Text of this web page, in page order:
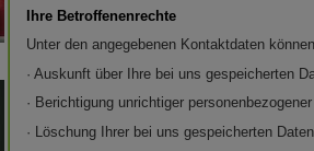
Ihre Betroffenenrechte
Unter den angegebenen Kontaktdaten
· Auskunft über Ihre bei uns gespeicherten
· Berichtigung unrichtiger
· Löschung Ihrer bei uns gespeicherten